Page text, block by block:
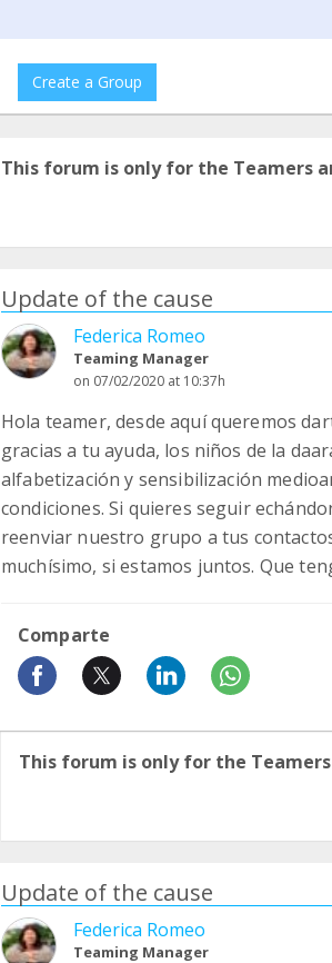
Create a Group
This forum is only for the Teamers
Update of the cause
Federica Romeo
Teaming Manager
on 07/02/2020 at 10:37h
Hola teamer, desde aquí queremos
gracias a tu ayuda, los niños de la
alfabetización y sensibilización
condiciones. Si quieres seguir
reenviar nuestro grupo a tus
muchísimo, si estamos juntos. Que
Comparte
This forum is only for the
Update of the cause
Federica Romeo
Teaming Manager